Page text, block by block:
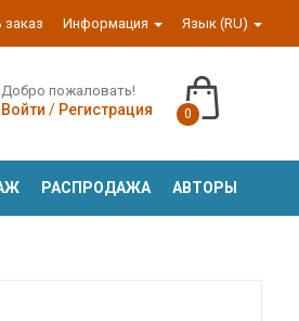
Информация Язык (RU)
Добро пожаловать!
Войти / Регистрация 0
РАСПРОДАЖА АВТОРЫ